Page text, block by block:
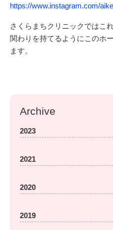
https://www.instagram.com/
さくらまちクリニックではこ
関わりを持てるようにこのホ
ます。
Archive
2023
2021
2020
2019